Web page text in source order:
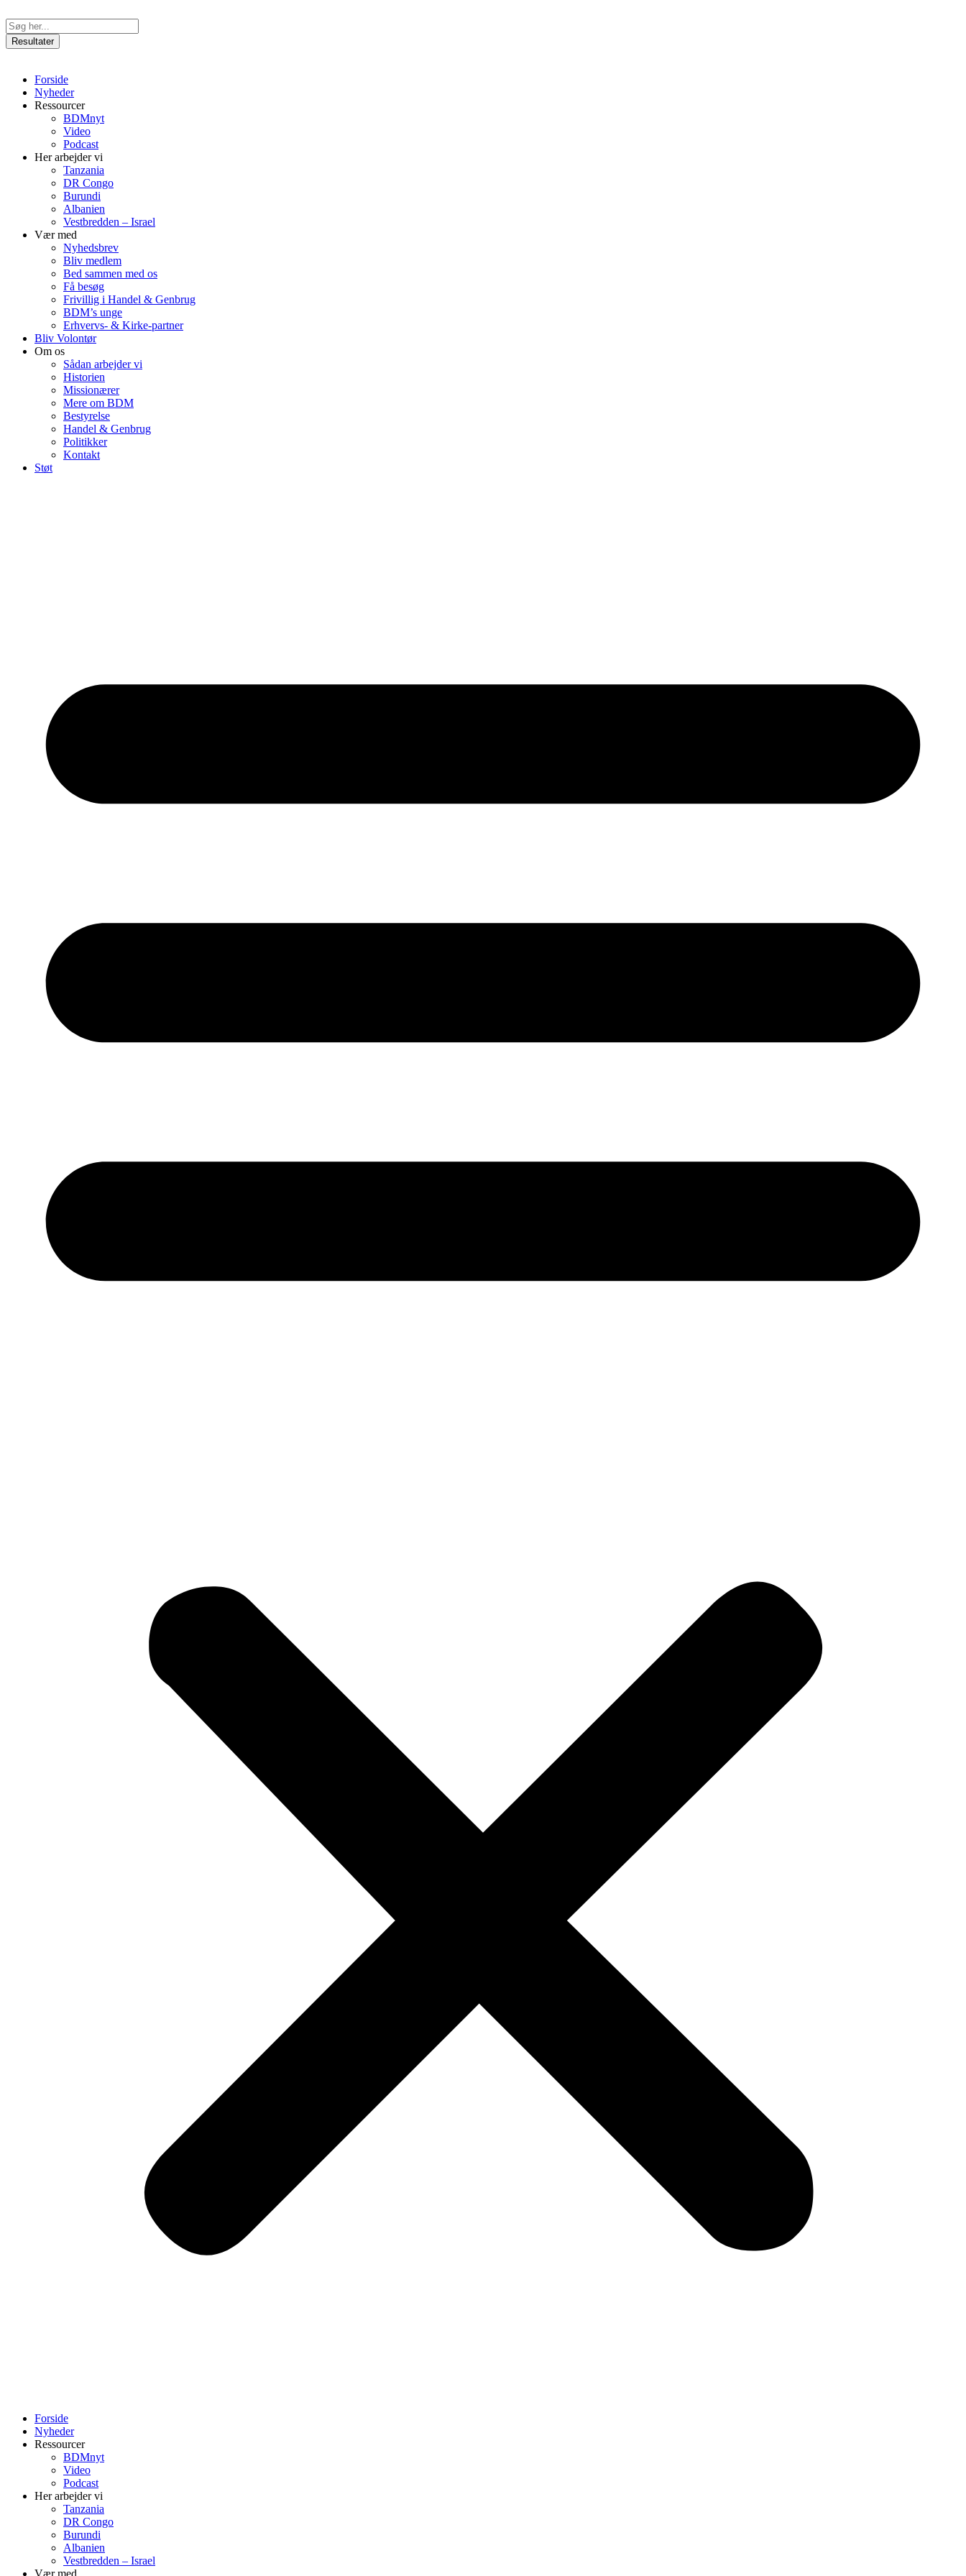
til
indhold
Search
...Resultater
Forside
Nyheder
Ressourcer
BDMnyt
Video
Podcast
Her arbejder vi
Tanzania
DR Congo
Burundi
Albanien
Vestbredden – Israel
Vær med
Nyhedsbrev
Bliv medlem
Bed sammen med os
Få besøg
Frivillig i Handel & Genbrug
BDM’s unge
Erhvervs- & Kirke-partner
Bliv Volontør
Om os
Sådan arbejder vi
Historien
Missionærer
Mere om BDM
Bestyrelse
Handel & Genbrug
Politikker
Kontakt
Støt
Forside
Nyheder
Ressourcer
BDMnyt
Video
Podcast
Her arbejder vi
Tanzania
DR Congo
Burundi
Albanien
Vestbredden – Israel
Vær med